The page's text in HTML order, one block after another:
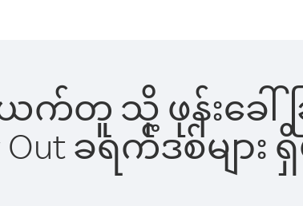
ျူယက်တူ သို့ ဖုန်းခ
ခရက်ဒစ်မျာ